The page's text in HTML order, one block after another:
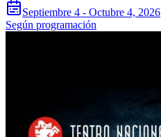
Septiembre 4 - Octubre 4, 2026
Según programación